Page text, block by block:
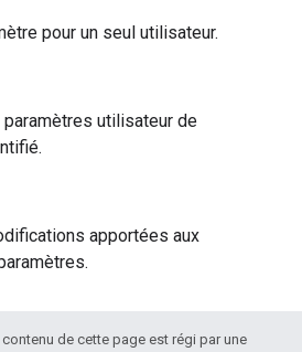
pour un seul utilisateur.
utilisateur de
apportées aux
de cette page est régi par une